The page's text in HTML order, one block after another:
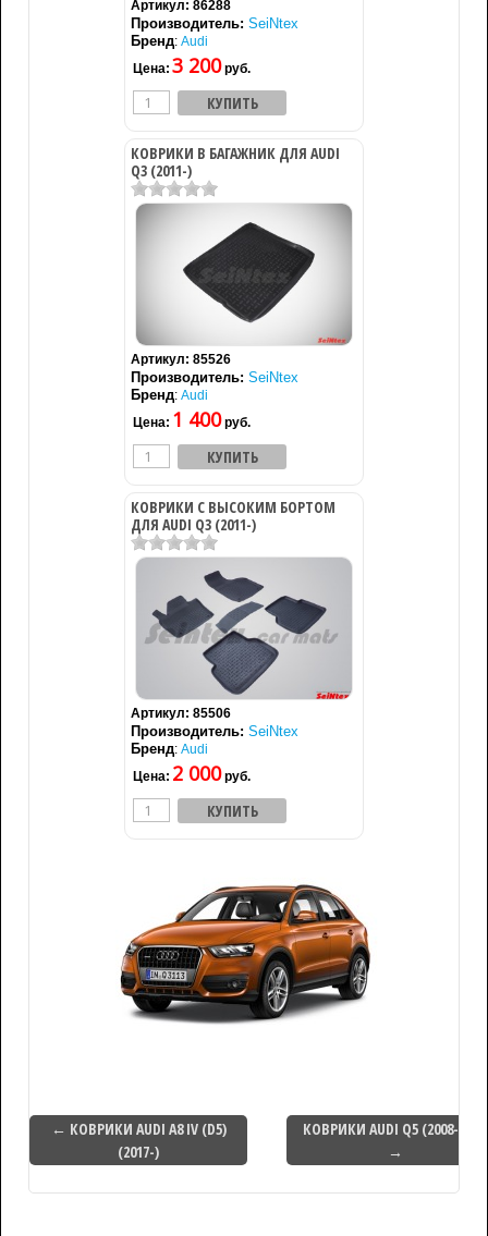
Артикул: 86288
Производитель: SeiNtex
Бренд: Audi
Цена: 3 200руб.
КОВРИКИ В БАГАЖНИК ДЛЯ AUDI
Q3 (2011-)
Артикул: 85526
Производитель: SeiNtex
Бренд: Audi
Цена: 1 400руб.
КОВРИКИ С ВЫСОКИМ БОРТОМ
ДЛЯ AUDI Q3 (2011-)
Артикул: 85506
Производитель: SeiNtex
Бренд: Audi
Цена: 2 000руб.
← КОВРИКИ AUDI A8 IV (D5)
(2017-)
КОВРИКИ AUDI Q5 (2008-2017)
→